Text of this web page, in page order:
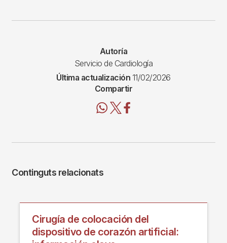
Autoría
Servicio de Cardiología
Última actualización 11/02/2026
Compartir
Continguts relacionats
Cirugía de colocación del
dispositivo de corazón artificial: